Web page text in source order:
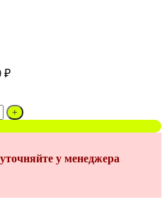
₽
у менеджера